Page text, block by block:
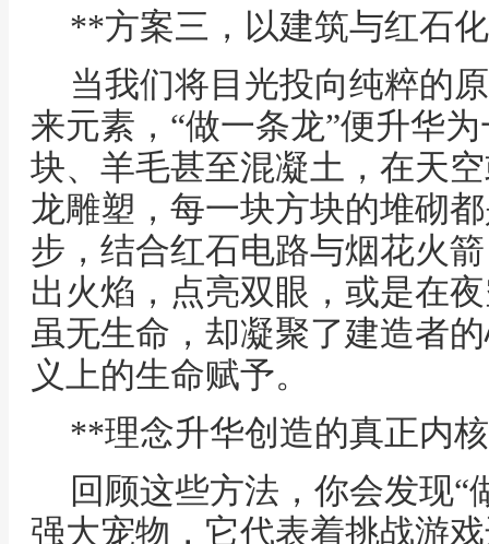
**方案三，以建筑与红石
当我们将目光投向纯粹的
来元素，“做一条龙”便升华
块、羊毛甚至混凝土，在天
龙雕塑，每一块方块的堆砌
步，结合红石电路与烟花火
出火焰，点亮双眼，或是在
虽无生命，却凝聚了建造者
义上的生命赋予。
**理念升华创造的真正内
回顾这些方法，你会发现“
强大宠物，它代表着挑战游